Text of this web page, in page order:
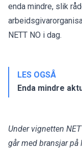
enda mindre, slik
NETT NO i dag.
LES OGSÅ
Enda mindre
Under vignetten
går med bransjar på